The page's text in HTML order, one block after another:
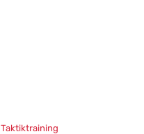
Taktiktraining